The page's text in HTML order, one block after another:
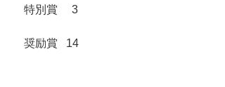
特別賞     3
奨励賞   14